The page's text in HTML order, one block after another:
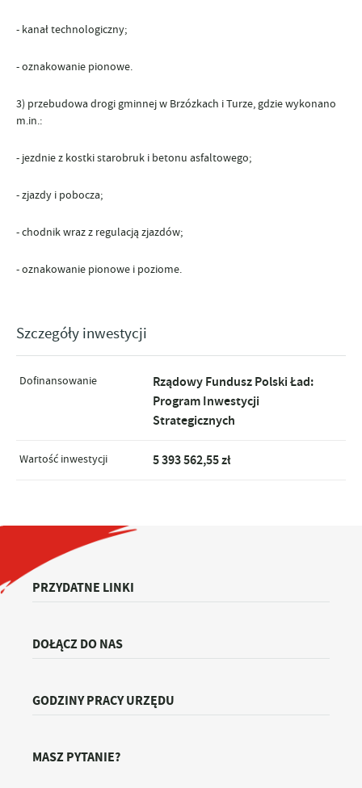
- kanał technologiczny;
- oznakowanie pionowe.
3) przebudowa drogi gminnej w Brzózkach i Turze, gdzie wykonano
m.in.:
- jezdnie z kostki starobruk i betonu asfaltowego;
- zjazdy i pobocza;
- chodnik wraz z regulacją zjazdów;
- oznakowanie pionowe i poziome.
Szczegóły inwestycji
Dofinansowanie
Rządowy Fundusz Polski Ład:
Program Inwestycji
Strategicznych
Wartość inwestycji 5 393 562,55 zł
PRZYDATNE LINKI
DOŁĄCZ DO NAS
GODZINY PRACY URZĘDU
MASZ PYTANIE?